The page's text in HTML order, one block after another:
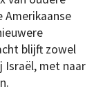
blijft zowel
met naar